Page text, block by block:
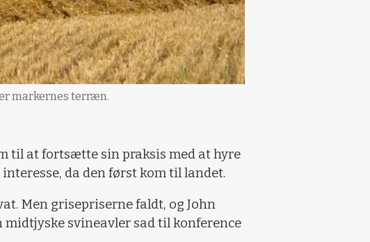
markernes terræn.
til at fortsætte sin praksis med at hyre
da den først kom til landet.
Men grisepriserne faldt, og John
svineavler sad til konference